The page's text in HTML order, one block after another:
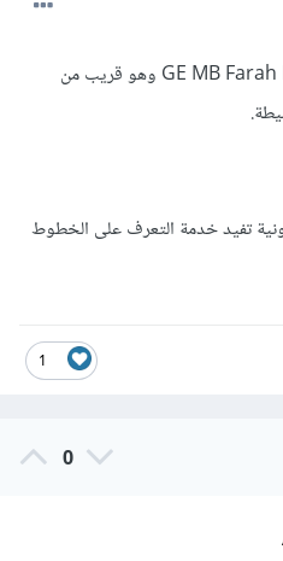
يوجد الخط GE MB Farah Medium Medium وهو قريب من
تفيد خدمة التعرف على الخطوط
1
0